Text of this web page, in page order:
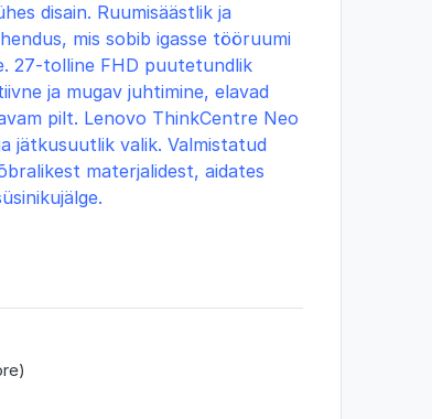
disain. Ruumisäästlik ja
mis sobib igasse tööruumi
27-tolline FHD puutetundlik
ja mugav juhtimine, elavad
pilt. Lenovo ThinkCentre Neo
jätkusuutlik valik. Valmistatud
materjalidest, aidates